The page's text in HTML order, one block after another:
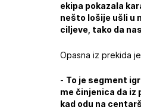
ekipa pokazala
nešto lošije ušli u
ciljeve, tako da
Opasna iz prekida
- To je segment
me činjenica da iz
kad odu na